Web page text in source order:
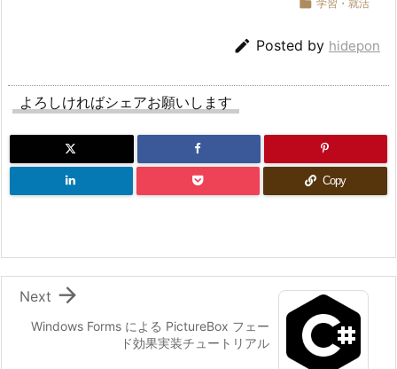
 学習・就活
 Posted by hidepon
よろしければシェアお願いします
Copy
Windows Forms による PictureBox フェー
ド効果実装チュートリアル

Next